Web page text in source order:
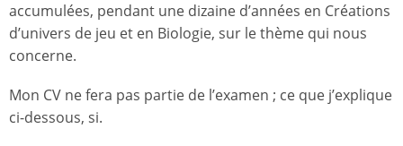
accumulées, pendant une dizaine d’années en Créations
d’univers de jeu et en Biologie, sur le thème qui nous
concerne.
Mon CV ne fera pas partie de l’examen ; ce que j’explique
ci-dessous, si.